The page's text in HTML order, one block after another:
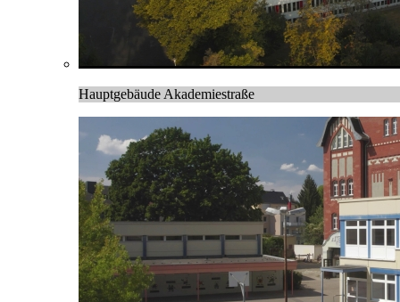
Hauptgebäude Akademiestraße